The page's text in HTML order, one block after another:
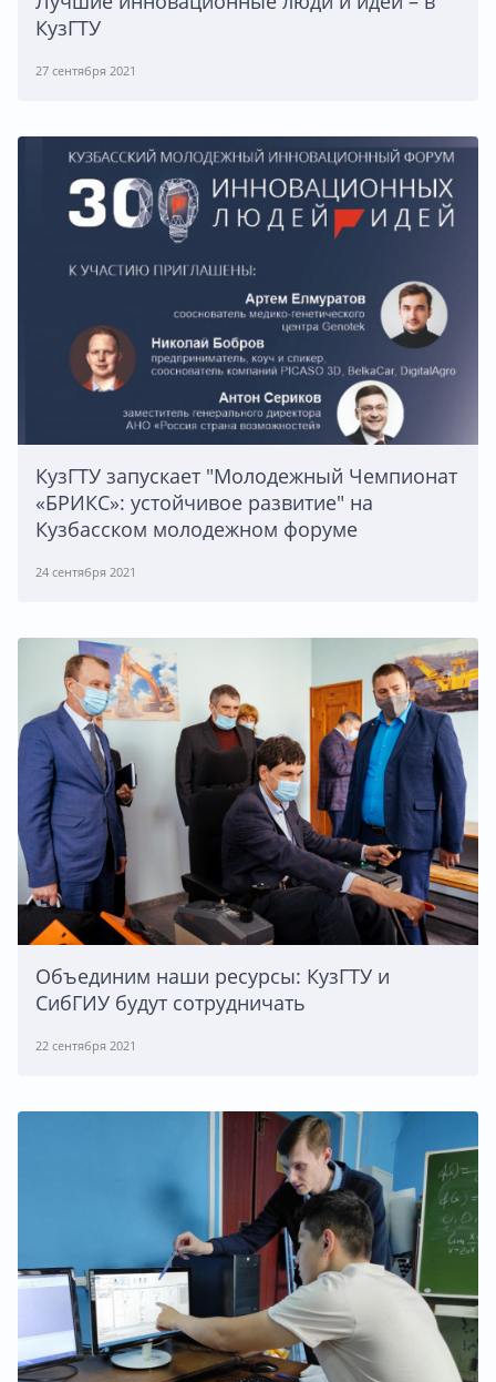
КузГТУ
27 сентября 2021
КузГТУ запускает "Молодежный Чемпионат
«БРИКС»: устойчивое развитие" на
Кузбасском молодежном форуме
24 сентября 2021
Объединим наши ресурсы: КузГТУ и
СибГИУ будут сотрудничать
22 сентября 2021